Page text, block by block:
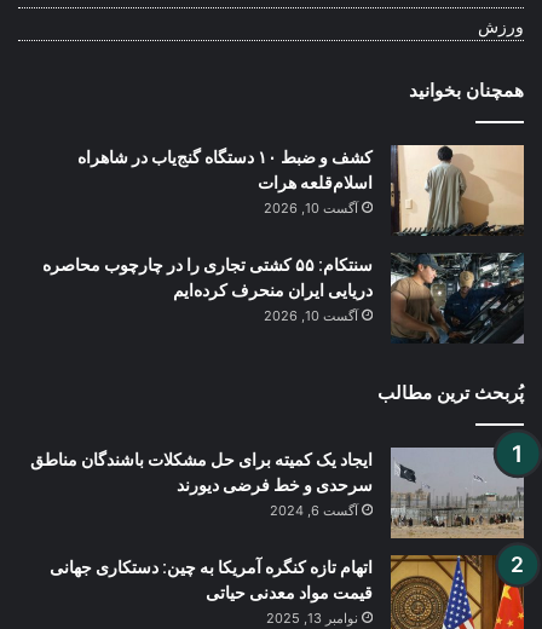
ورزش
همچنان بخوانید
کشف و ضبط ۱۰ دستگاه گنج‌یاب در شاهراه
اسلام‌قلعه هرات
آگست 10, 2026
سنتکام: ۵۵ کشتی تجاری را در چارچوب محاصره
دریایی ایران منحرف کرده‌ایم
آگست 10, 2026
پُربحث ترین مطالب
ایجاد یک کمیته‌ برای حل مشکلات باشندگان مناطق
سرحدی و خط فرضی دیورند
آگست 6, 2024
اتهام تازه کنگره آمریکا به چین: دستکاری جهانی
قیمت مواد معدنی حیاتی
نوامبر 13, 2025